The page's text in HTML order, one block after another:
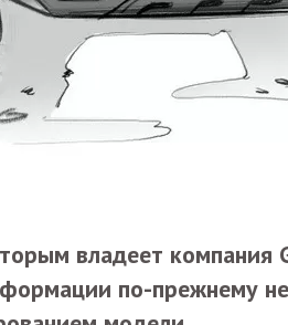
владеет компания
по-прежнему